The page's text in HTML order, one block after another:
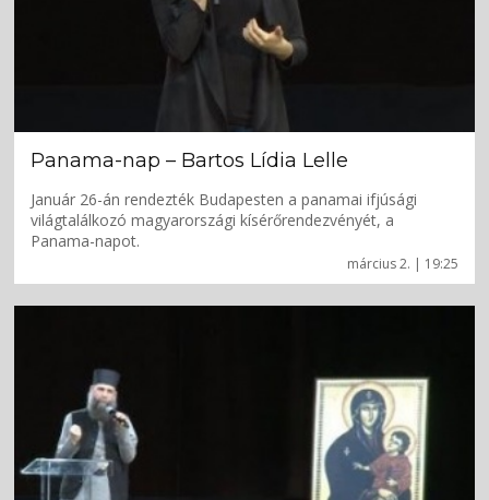
március 2. | 19:25
Panama-nap – Bartos Lídia Lelle
Január 26-án rendezték Budapesten a panamai ifjúsági
világtalálkozó magyarországi kísérőrendezvényét, a
Panama-napot.